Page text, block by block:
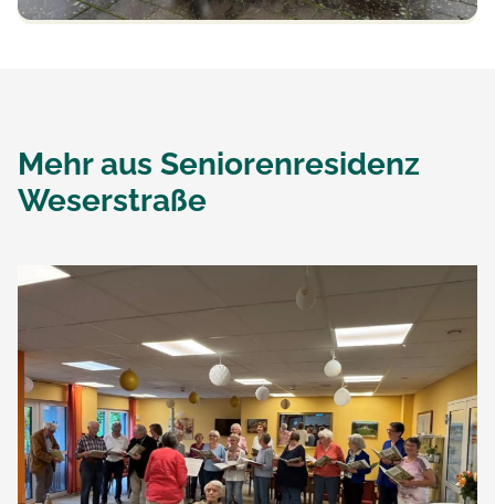
Mehr aus Seniorenresidenz
Weserstraße